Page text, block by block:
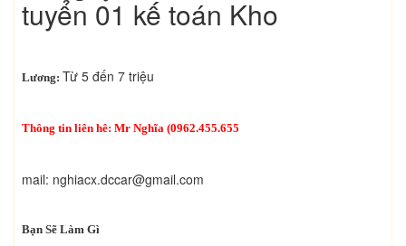
tuyển 01 kế toán Kho
Lương: Từ 5 đến 7 triệu
Thông tin liên hê: Mr Nghĩa (0962.455.655
mail: nghiacx.dccar@gmail.com
Bạn Sẽ Làm Gì